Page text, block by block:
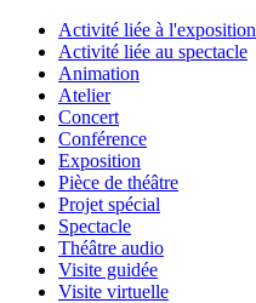
Activité liée à l'exposition
Activité liée au spectacle
Animation
Atelier
Concert
Conférence
Exposition
Pièce de théâtre
Projet spécial
Spectacle
Théâtre audio
Visite guidée
Visite virtuelle